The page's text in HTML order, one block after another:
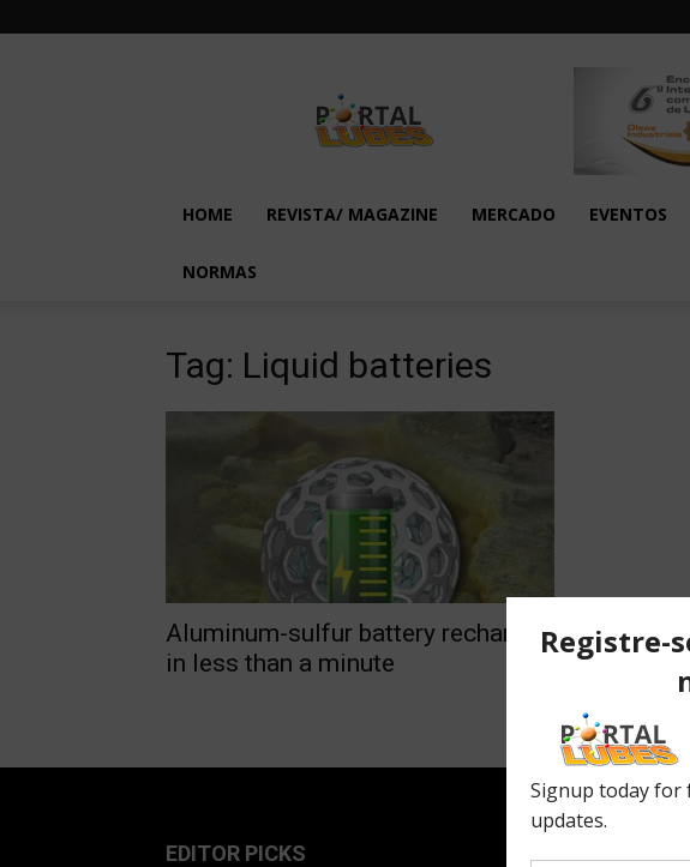
em
Foco
HOME REVISTA/ MAGAZINE MERCADO EVENTOS
NORMAS
Tag: Liquid batteries
Aluminum-sulfur battery recharges
in less than a minute
EDITOR PICKS